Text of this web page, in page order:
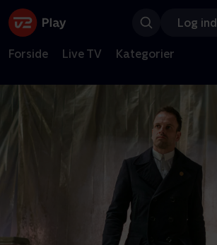
Log ind
Forside Live TV Kategorier